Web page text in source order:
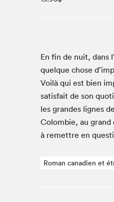
La lecture en cadeau
Le grand jeu de
de Montréal
Lettres québécoises
Louisiane enracinée
Mur des
SLM PRO
Zone Manga
En fin de nuit, dans
quelque chose
Voilà qui est bien
sat­is­fait de son
les grandes lignes
Colom­bie, au grand
à remet­tre en
Roman canadien et